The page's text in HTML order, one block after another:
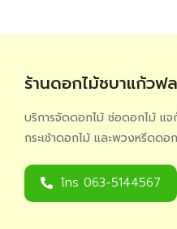
ร้านดอกไม้ชบาแก้วฟ
บริการจัดดอกไม้ ช่อดอกไม้ แ
กระเช้าดอกไม้ และพวงหรีดดอ
โทร 063-5144567